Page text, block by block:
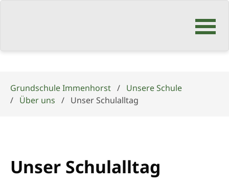
Navigation
Grundschule Immenhorst
Unsere Schule
Über uns
Unser Schulalltag
Unser Schulalltag